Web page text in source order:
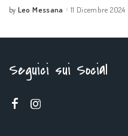
by Leo Messana 11 Dicembre 2024
Seguici sui Social